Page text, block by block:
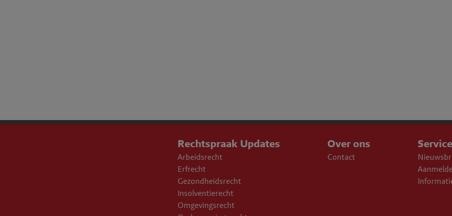
Rechtspraak Updates
Arbeidsrecht
Erfrecht
Gezondheidsrecht
Insolventierecht
Omgevingsrecht
Over ons
Contact
Service